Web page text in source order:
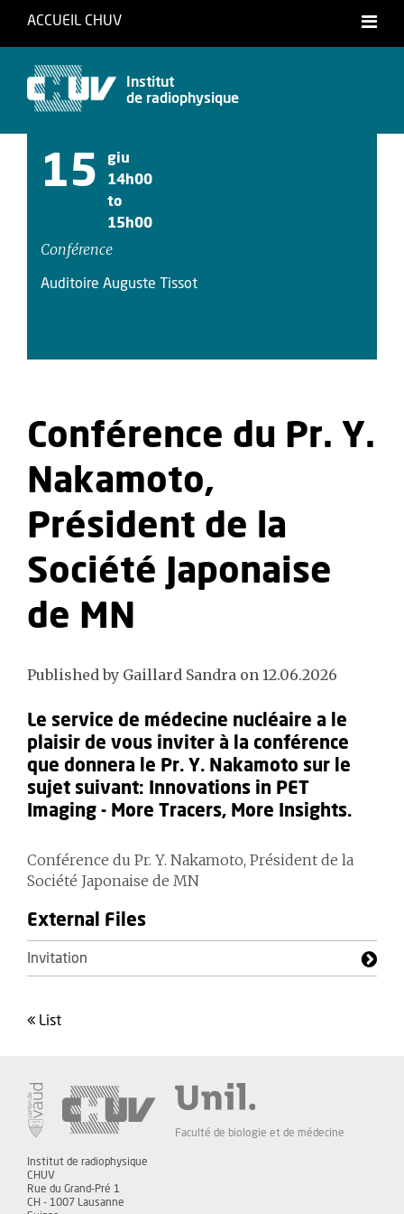
ACCUEIL CHUV
Institut
de radiophysique
15
giu
14h00
to
15h00
Conférence
Auditoire Auguste Tissot
Conférence du Pr. Y.
Nakamoto,
Président de la
Société Japonaise
de MN
Published by Gaillard Sandra on 12.06.2026
Le service de médecine nucléaire a le
plaisir de vous inviter à la conférence
que donnera le Pr. Y. Nakamoto sur le
sujet suivant: Innovations in PET
Imaging - More Tracers, More Insights.
Conférence du Pr. Y. Nakamoto, Président de la
Société Japonaise de MN
External Files
Invitation
list
Faculté de biologie et de médecine
Institut de radiophysique
CHUV
Rue du Grand-Pré 1
CH - 1007 Lausanne